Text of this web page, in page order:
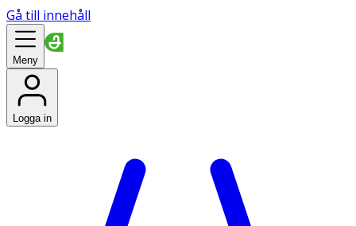
Gå till innehåll
Meny
Logga in